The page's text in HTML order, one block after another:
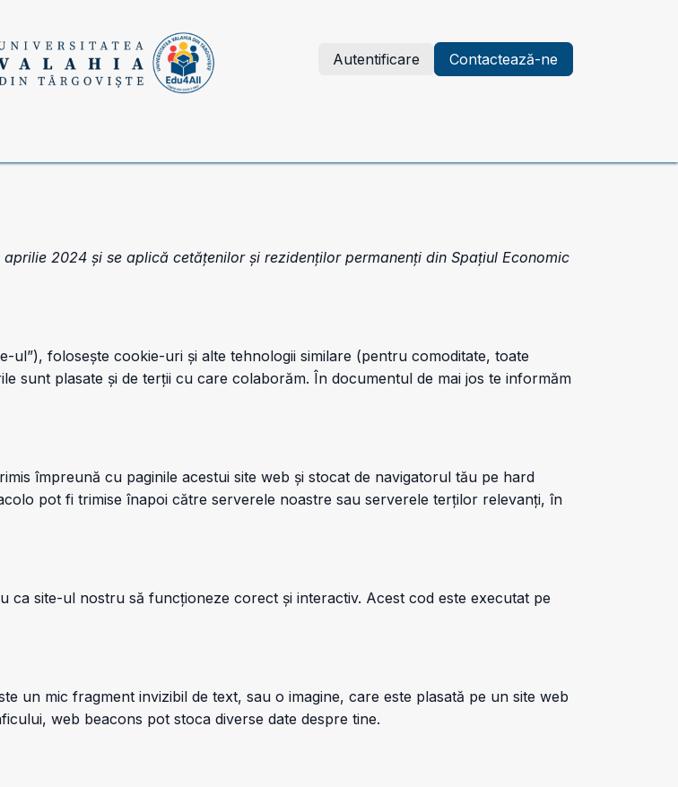
Autentificare Contactează-ne
2024 și se aplică cetățenilor și rezidenților permanenți din Spațiul Economic
ul”), folosește cookie-uri și alte tehnologii similare (pentru comoditate, toate
sunt plasate și de terții cu care colaborăm. În documentul de mai jos te informăm
împreună cu paginile acestui site web și stocat de navigatorul tău pe hard
pot fi trimise înapoi către serverele noastre sau serverele terților relevanți, în
site-ul nostru să funcționeze corect și interactiv. Acest cod este executat pe
un mic fragment invizibil de text, sau o imagine, care este plasată pe un site web
web beacons pot stoca diverse date despre tine.